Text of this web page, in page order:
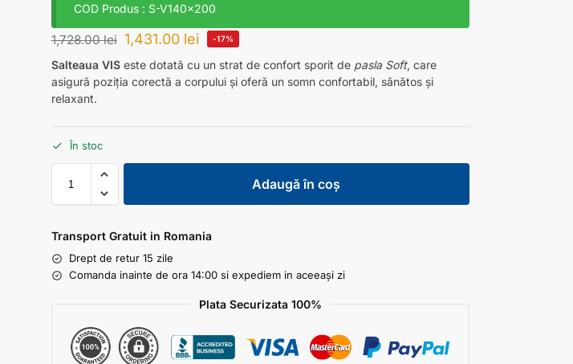
COD Produs : S-V140x200
1,728.00lei 1,431.00 lei -17%
Salteaua VISeste dotată cu un strat de confort sporit de pasla Soft, care
asigură poziţia corectă a corpului şi oferă un somn confortabil, sănătos şi
relaxant.
În stoc
Adaugă în coș
Transport Gratuit in Romania
Drept de retur 15 zile
Comanda inainte de ora 14:00 si expediem in aceeași zi
Plata Securizata 100%